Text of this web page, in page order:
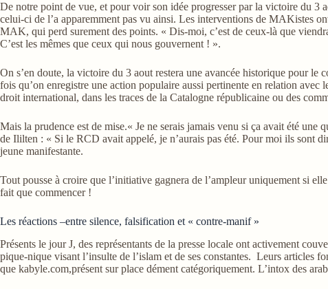
De notre point de vue, et pour voir son idée progresser par la victoire du 3
celui-ci de l’a apparemment pas vu ainsi. Les interventions de MAKistes
MAK, qui perd surement des points. « Dis-moi, c’est de ceux-là que
C’est les mêmes que ceux qui nous gouvernent ! ».
On s’en doute, la victoire du 3 aout restera une avancée historique pour le
fois qu’on enregistre une action populaire aussi pertinente en relation
droit international, dans les traces de la Catalogne républicaine ou des
Mais la prudence est de mise.« Je ne serais jamais venu si ça avait été
de Ililten : « Si le RCD avait appelé, je n’aurais pas été. Pour moi ils sont
jeune manifestante.
Tout pousse à croire que l’initiative gagnera de l’ampleur uniquement si
fait que commencer !
Les réactions –entre silence, falsification et « contre-manif »
Présents le jour J, des représentants de la presse locale ont activement
pique-nique visant l’insulte de l’islam et de ses constantes. Leurs articles
que kabyle.com,présent sur place dément catégoriquement. L’intox des